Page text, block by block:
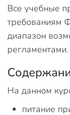
Все учебные
требованиям
диапазон
регламентами.
На данном
питание